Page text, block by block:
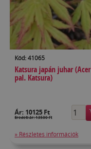
Kód: 41065
Katsura japán juhar (Acer
pal. Katsura)
Ár: 10125 Ft
Eredeti ár: 13500 Ft
» Részletes információk